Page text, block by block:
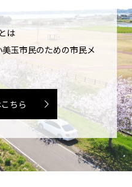
は
玉市民のための市民メ
ちら